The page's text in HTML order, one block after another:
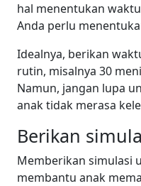
hal menentukan
Anda perlu
Idealnya, berikan
rutin, misalnya 30
Namun, jangan lupa
anak tidak merasa
Berikan
Memberikan simulasi
membantu anak